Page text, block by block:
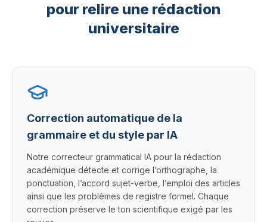
…This finding highlights the pivotal →
sampling design in…
pour relire une rédaction
universitaire
Correction automatique de la
grammaire et du style par IA
Notre correcteur grammatical IA pour la rédaction
académique détecte et corrige l’orthographe, la
ponctuation, l’accord sujet-verbe, l’emploi des articles
ainsi que les problèmes de registre formel. Chaque
correction préserve le ton scientifique exigé par les